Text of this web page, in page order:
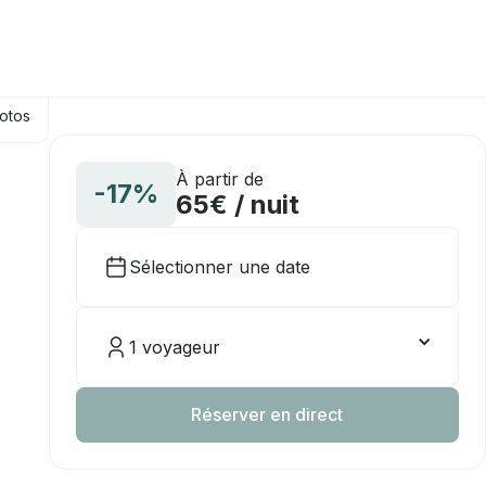
-17% À partir de
65€ / nuit
Sélectionner une date
1 voyageur
Réserver en direct